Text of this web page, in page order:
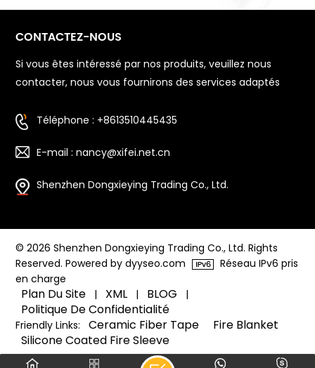
CONTACTEZ-NOUS
Si vous êtes intéressé par nos produits, veuillez nous
contacter, nous vous fournirons des services adaptés
Téléphone : +8613510445435
E-mail : nancy@xifei.net.cn
Shenzhen Dongxieying Trading Co., Ltd.
© 2026 Shenzhen Dongxieying Trading Co., Ltd. Rights
Reserved. Powered by dyyseo.com
Réseau IPv6 pris
en charge
Plan Du Site | XML | BLOG |
Politique De Confidentialité
Friendly Links: Ceramic Fiber Tape
Fire Blanket
Silicone Coated Fire Sleeve